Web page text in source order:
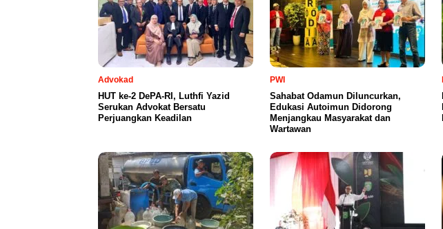
Advokad
HUT ke-2 DePA-RI, Luthfi Yazid
Serukan Advokat Bersatu
Perjuangkan Keadilan
PWI
Sahabat Odamun Diluncurkan,
Edukasi Autoimun Didorong
Menjangkau Masyarakat dan
Wartawan